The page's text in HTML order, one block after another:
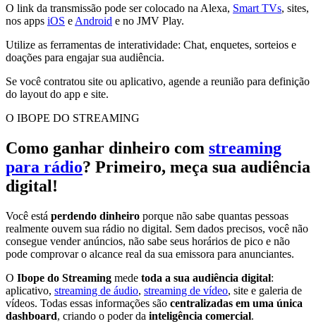
O link da transmissão pode ser colocado na Alexa, Smart TVs, sites,
nos apps iOS e Android e no JMV Play.
Utilize as ferramentas de interatividade: Chat, enquetes, sorteios e
doações para engajar sua audiência.
Se você contratou site ou aplicativo, agende a reunião para definição
do layout do app e site.
O IBOPE DO STREAMING
Como ganhar dinheiro com streaming
para rádio? Primeiro, meça sua audiência
digital!
Você está perdendo dinheiro porque não sabe quantas pessoas
realmente ouvem sua rádio no digital. Sem dados precisos, você não
consegue vender anúncios, não sabe seus horários de pico e não
pode comprovar o alcance real da sua emissora para anunciantes.
O Ibope do Streaming mede toda a sua audiência digital:
aplicativo, streaming de áudio, streaming de vídeo, site e galeria de
vídeos. Todas essas informações são centralizadas em uma única
dashboard, criando o poder da inteligência comercial.